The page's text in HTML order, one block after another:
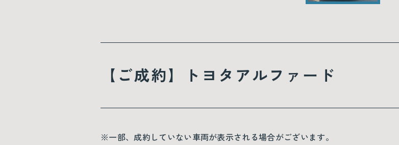
【ご成約】トヨタアルファード
※一部、成約していない車両が表示される場合がございます。